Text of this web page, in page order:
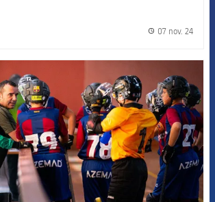
07 nov. 24